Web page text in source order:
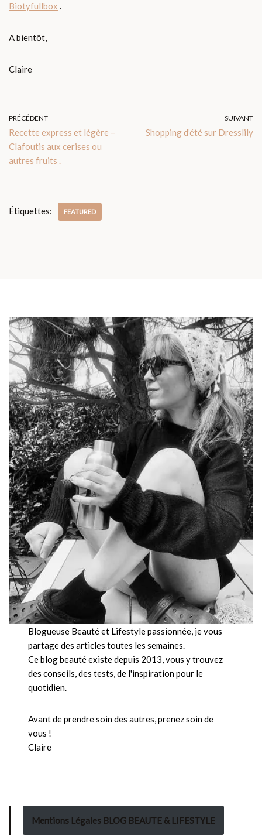
Biotyfullbox .
A bientôt,
Claire
PRÉCÉDENT
Recette express et légère –
Clafoutis aux cerises ou
autres fruits .
SUIVANT
Shopping d’été sur Dresslily
Étiquettes: FEATURED
Blogueuse Beauté et Lifestyle passionnée, je vous
partage des articles toutes les semaines.
Ce blog beauté existe depuis 2013, vous y trouvez
des conseils, des tests, de l'inspiration pour le
quotidien.
Avant de prendre soin des autres, prenez soin de
vous !
Claire
Mentions Légales BLOG BEAUTE & LIFESTYLE